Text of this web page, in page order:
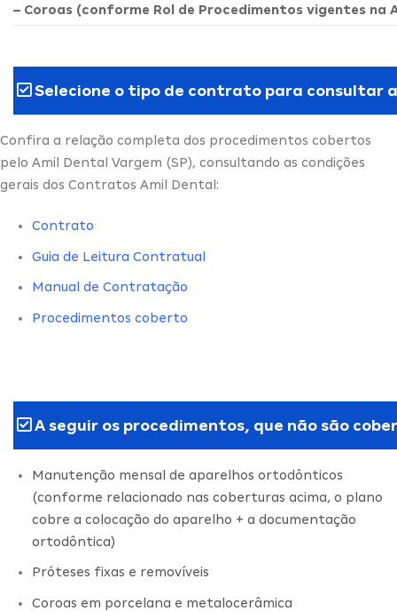
– Coroas (conforme Rol de Procedimentos vigentes na
Selecione o tipo de contrato para consultar
Confira a relação completa dos procedimentos cobertos
pelo Amil Dental Vargem (SP), consultando as condições
gerais dos Contratos Amil Dental:
Contrato
Guia de Leitura Contratual
Manual de Contratação
Procedimentos coberto
A seguir os procedimentos, que não são
Manutenção mensal de aparelhos ortodônticos
(conforme relacionado nas coberturas acima, o plano
cobre a colocação do aparelho + a documentação
ortodôntica)
Próteses fixas e removíveis
Coroas em porcelana e metalocerâmica